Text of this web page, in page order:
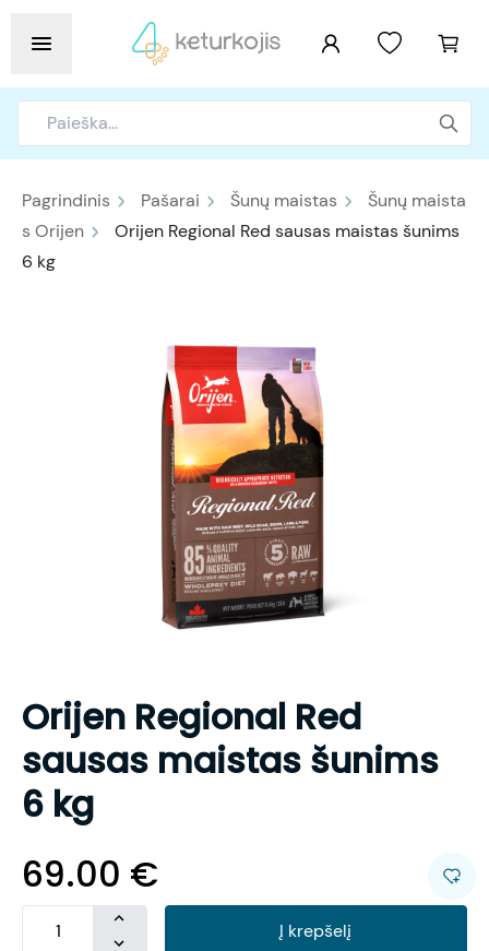
Pagrindinis Pašarai Šunų maistas
Šunų maista
s Orijen
Orijen Regional Red sausas maistas šunims
6 kg
Orijen Regional Red
sausas maistas šunims
6 kg
69.00 €
Į krepšelį